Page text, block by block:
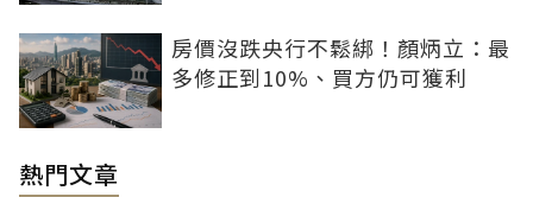
房價沒跌央行不鬆綁！顏炳立：最
多修正到10%、買方仍可獲利
熱門文章